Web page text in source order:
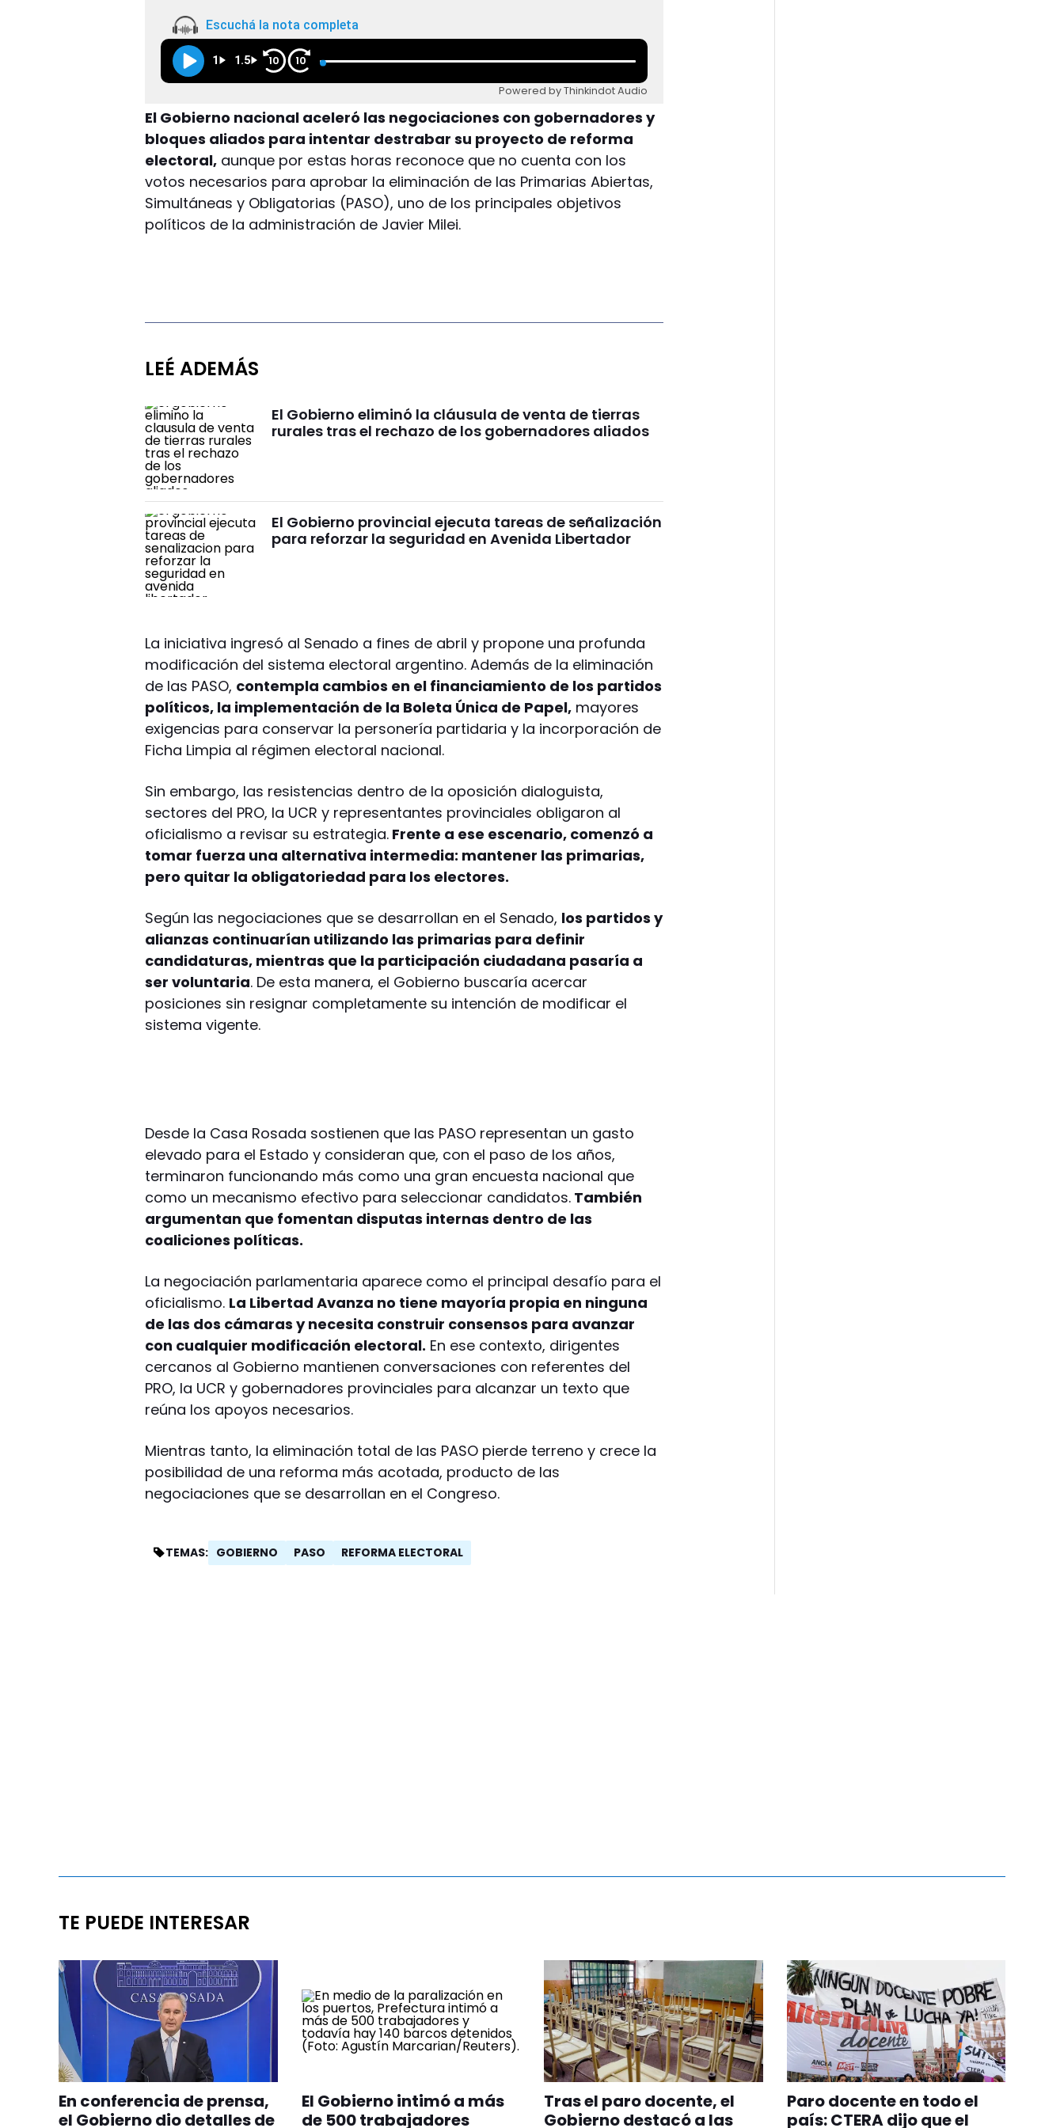
Escuchá la nota completa
1 1.5 10 10
Powered by Thinkindot Audio
El Gobierno nacional aceleró las negociaciones con gobernadores y
bloques aliados para intentar destrabar su proyecto de reforma
electoral, aunque por estas horas reconoce que no cuenta con los
votos necesarios para aprobar la eliminación de las Primarias Abiertas,
Simultáneas y Obligatorias (PASO), uno de los principales objetivos
políticos de la administración de Javier Milei.
LEÉ ADEMÁS
El Gobierno eliminó la cláusula de venta de tierras
rurales tras el rechazo de los gobernadores aliados
El Gobierno provincial ejecuta tareas de señalización
para reforzar la seguridad en Avenida Libertador
La iniciativa ingresó al Senado a fines de abril y propone una profunda
modificación del sistema electoral argentino. Además de la eliminación
de las PASO, contempla cambios en el financiamiento de los partidos
políticos, la implementación de la Boleta Única de Papel, mayores
exigencias para conservar la personería partidaria y la incorporación de
Ficha Limpia al régimen electoral nacional.
Sin embargo, las resistencias dentro de la oposición dialoguista,
sectores del PRO, la UCR y representantes provinciales obligaron al
oficialismo a revisar su estrategia. Frente a ese escenario, comenzó a
tomar fuerza una alternativa intermedia: mantener las primarias,
pero quitar la obligatoriedad para los electores.
Según las negociaciones que se desarrollan en el Senado, los partidos y
alianzas continuarían utilizando las primarias para definir
candidaturas, mientras que la participación ciudadana pasaría a
ser voluntaria. De esta manera, el Gobierno buscaría acercar
posiciones sin resignar completamente su intención de modificar el
sistema vigente.
Desde la Casa Rosada sostienen que las PASO representan un gasto
elevado para el Estado y consideran que, con el paso de los años,
terminaron funcionando más como una gran encuesta nacional que
como un mecanismo efectivo para seleccionar candidatos. También
argumentan que fomentan disputas internas dentro de las
coaliciones políticas.
La negociación parlamentaria aparece como el principal desafío para el
oficialismo. La Libertad Avanza no tiene mayoría propia en ninguna
de las dos cámaras y necesita construir consensos para avanzar
con cualquier modificación electoral. En ese contexto, dirigentes
cercanos al Gobierno mantienen conversaciones con referentes del
PRO, la UCR y gobernadores provinciales para alcanzar un texto que
reúna los apoyos necesarios.
Mientras tanto, la eliminación total de las PASO pierde terreno y crece la
posibilidad de una reforma más acotada, producto de las
negociaciones que se desarrollan en el Congreso.
TEMAS: GOBIERNO PASO REFORMA ELECTORAL
TE PUEDE INTERESAR
En conferencia de prensa,
el Gobierno dio detalles de
El Gobierno intimó a más
de 500 trabajadores
Tras el paro docente, el
Gobierno destacó a las
Paro docente en todo el
país: CTERA dijo que el